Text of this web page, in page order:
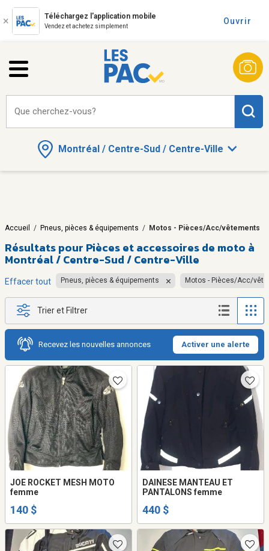
Téléchargez l'application mobile
Vendez et achetez simplement
Ouvrir
Montréal / Centre-Sud / Centre-Ville
Que cherchez-vous?
Accueil / Pneus, pièces & équipements / Motos - Pièces/Acc/vêtements
Résultats pour Pièces et accessoires de moto à
Montréal / Centre-Sud / Centre-Ville
Effacer tout Pneus, pièces & équipements Motos - Pièces/Acc/
Trier et Filtrer
Recevez les nouvelles annonces Activer une alerte
JOE ROCKET MESH MOTO
femme
140 $
DAINESE MANTEAU ET
PANTALONS femme
440 $